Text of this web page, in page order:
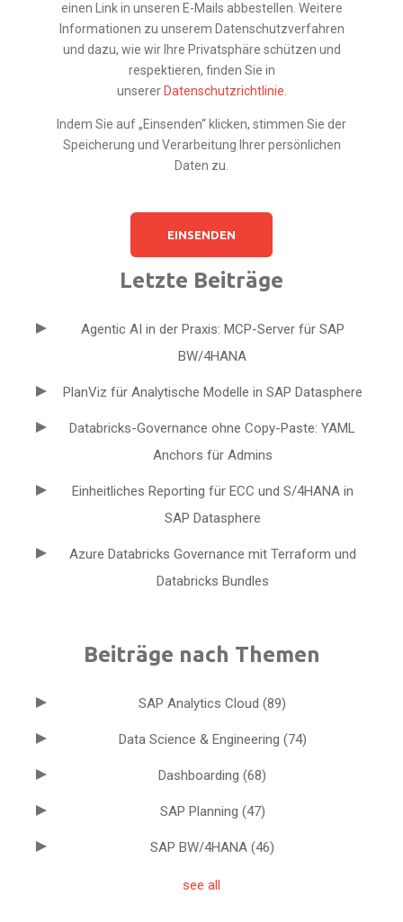
einen Link in unseren E-Mails abbestellen. Weitere
Informationen zu unserem Datenschutzverfahren
und dazu, wie wir Ihre Privatsphäre schützen und
respektieren, finden Sie in
unserer Datenschutzrichtlinie
Indem Sie auf „Einsenden“ klicken, stimmen Sie der
Speicherung und Verarbeitung Ihrer persönlichen
Daten zu.
Letzte Beiträge
Agentic AI in der Praxis: MCP-Server für SAP
BW/4HANA
PlanViz für Analytische Modelle in SAP Datasphere
Databricks-Governance ohne Copy-Paste: YAML
Anchors für Admins
Einheitliches Reporting für ECC und S/4HANA in
SAP Datasphere
Azure Databricks Governance mit Terraform und
Databricks Bundles
Beiträge nach Themen
SAP Analytics Cloud (89)
Data Science & Engineering (74)
Dashboarding (68)
SAP Planning (47)
SAP BW/4HANA (46)
see all